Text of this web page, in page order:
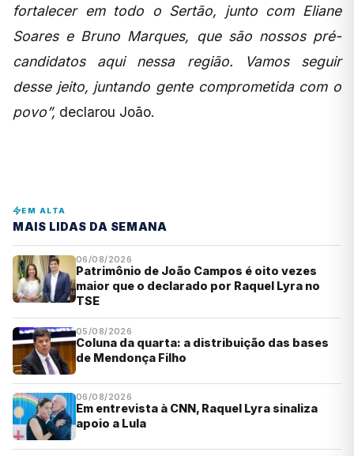
fortalecer em todo o Sertão, junto com Eliane
Soares e Bruno Marques, que são nossos pré-
candidatos aqui nessa região. Vamos seguir
desse jeito, juntando gente comprometida com o
povo”, declarou João.
EM ALTA
MAIS LIDAS DA SEMANA
06/08/2026
Patrimônio de João Campos é oito vezes
maior que o declarado por Raquel Lyra no
TSE
05/08/2026
Coluna da quarta: a distribuição das bases
de Mendonça Filho
06/08/2026
Em entrevista à CNN, Raquel Lyra sinaliza
apoio a Lula